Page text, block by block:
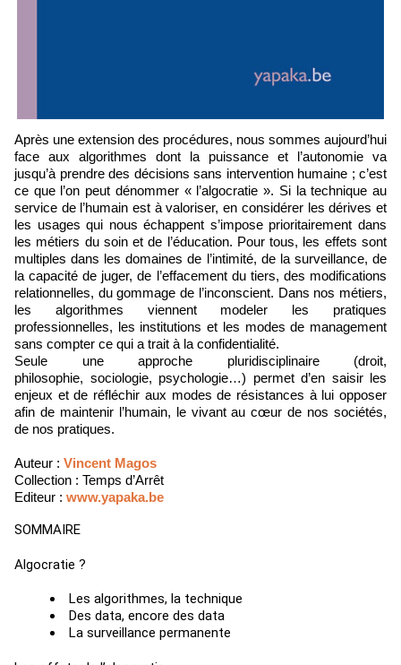
Après une extension des procédures, nous sommes aujourd’hui
face aux algorithmes dont la puissance et l’autonomie va
jusqu’à prendre des décisions sans intervention humaine ; c’est
ce que l’on peut dénommer « l’algocratie ». Si la technique au
service de l’humain est à valoriser, en considérer les dérives et
les usages qui nous échappent s’impose prioritairement dans
les métiers du soin et de l’éducation. Pour tous, les effets sont
multiples dans les domaines de l’intimité, de la surveillance, de
la capacité de juger, de l’effacement du tiers, des modifications
relationnelles, du gommage de l’inconscient. Dans nos métiers,
les algorithmes viennent modeler les pratiques
professionnelles, les institutions et les modes de management
sans compter ce qui a trait à la confidentialité.
Seule une approche pluridisciplinaire (droit,
philosophie, sociologie, psychologie…) permet d’en saisir les
enjeux et de réfléchir aux modes de résistances à lui opposer
afin de maintenir l’humain, le vivant au cœur de nos sociétés,
de nos pratiques.
Auteur : Vincent Magos
Collection : Temps d’Arrêt
Editeur : www.yapaka.be
SOMMAIRE
Algocratie ?
Les algorithmes, la technique
Des data, encore des data
La surveillance permanente